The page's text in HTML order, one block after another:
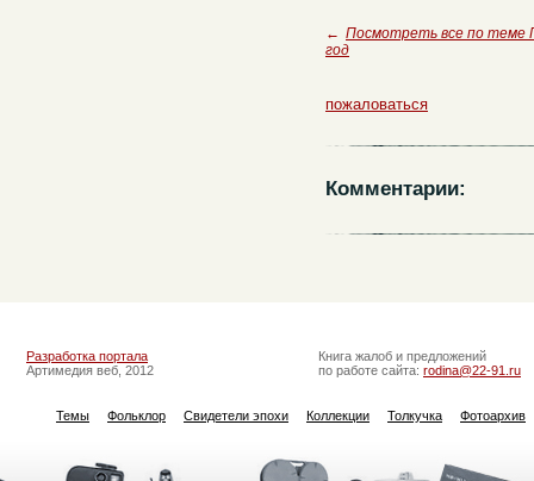
← Посмотреть все по теме
год
пожаловаться
Комментарии:
Разработка портала
Артимедия веб, 2012
Книга жалоб и предложений
по работе сайта: rodina@22-91.ru
Темы Фольклор Свидетели эпохи Коллекции Толкучка Фотоархив